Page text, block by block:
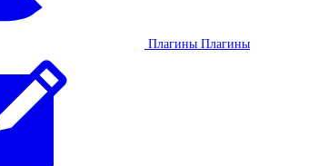
Плагины Плагины